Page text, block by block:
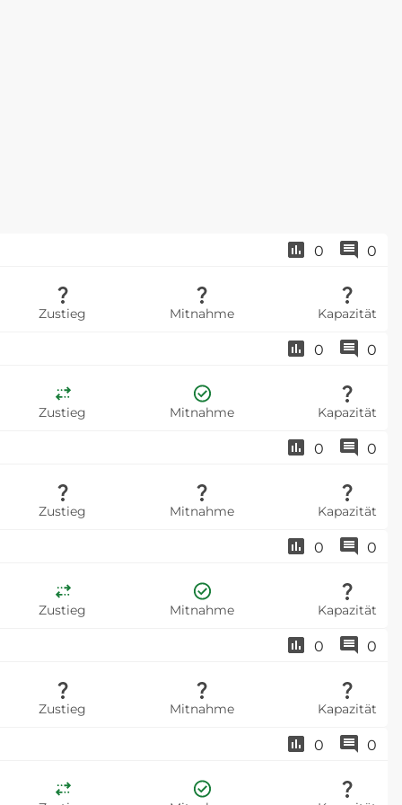
0 0
Zustieg
Mitnahme Kapazität
0 0
Zustieg
Mitnahme Kapazität
0 0
Zustieg
Mitnahme Kapazität
0 0
Zustieg
Mitnahme Kapazität
0 0
Zustieg
Mitnahme Kapazität
0 0